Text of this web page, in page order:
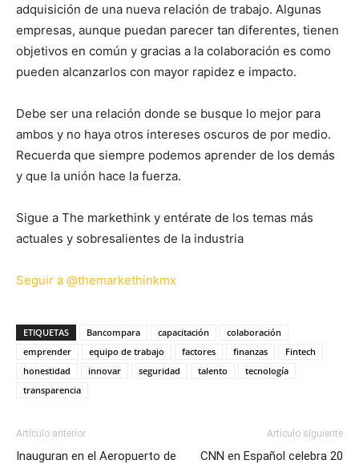
adquisición de una nueva relación de trabajo. Algunas
empresas, aunque puedan parecer tan diferentes, tienen
objetivos en común y gracias a la colaboración es como
pueden alcanzarlos con mayor rapidez e impacto.
Debe ser una relación donde se busque lo mejor para
ambos y no haya otros intereses oscuros de por medio.
Recuerda que siempre podemos aprender de los demás
y que la unión hace la fuerza.
Sigue a The markethink y entérate de los temas más
actuales y sobresalientes de la industria
Seguir a @themarkethinkmx
ETIQUETAS Bancompara capacitación
colaboración
emprender
equipo de trabajo factores finanzas
Fintech
honestidad
innovar seguridad talento
tecnología
transparencia
Artículo anterior
Inauguran en el Aeropuerto de
Artículo siguiente
CNN en Español celebra 20